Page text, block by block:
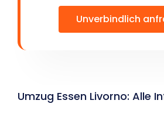
Unverbindlich
Umzug Essen Livorno: Alle